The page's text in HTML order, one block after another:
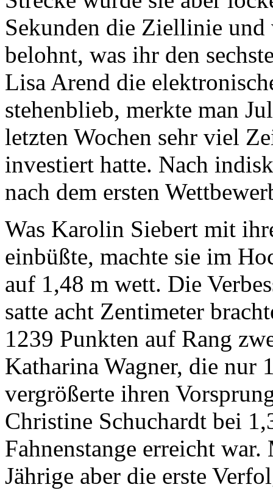
Sekunden die Ziellinie
belohnt, was ihr den
Lisa Arend die
stehenblieb, merkte man
letzten Wochen sehr viel
investiert hatte. Nach
nach dem ersten
Was Karolin Siebert mit
einbüßte, machte sie im
auf 1,48 m wett. Die
satte acht Zentimeter
1239 Punkten auf Rang
Katharina Wagner, die nur
vergrößerte ihren
Christine Schuchardt bei
Fahnenstange erreicht
Jährige aber die erste